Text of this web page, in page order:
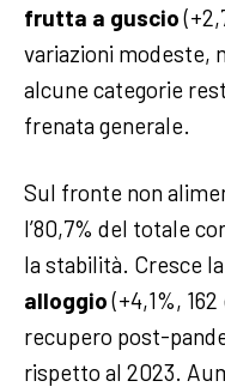
frutta a guscio
variazioni modeste,
alcune categorie
frenata generale.
Sul fronte non
l’80,7% del totale
la stabilità. Cresce
alloggio(+4,1%,
recupero post-
rispetto al 2023.